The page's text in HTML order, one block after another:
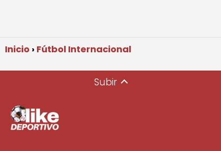
Inicio Fútbol Internacional
Subir